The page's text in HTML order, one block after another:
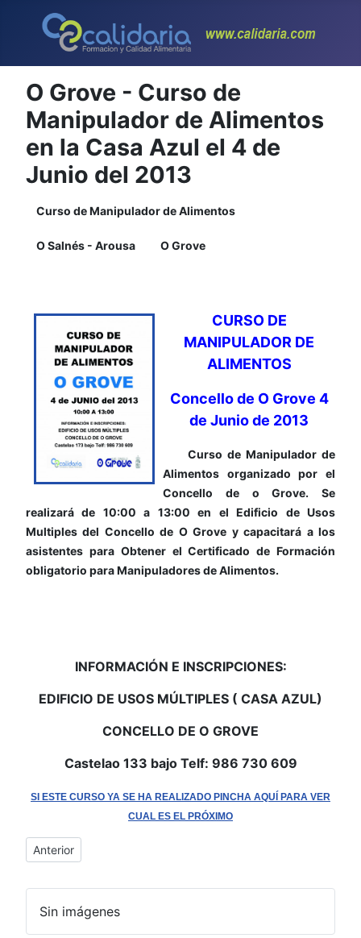
O Grove - Curso de
Manipulador de Alimentos
en la Casa Azul el 4 de
Junio del 2013
Curso de Manipulador de Alimentos
O Salnés - Arousa O Grove
CURSO DE
MANIPULADOR DE
ALIMENTOS
Concello de O Grove 4
de Junio de 2013
Curso de Manipulador de
Alimentos organizado por el
Concello de o Grove. Se
realizará de 10:00 a 13:00 en el Edificio de Usos
Multiples del Concello de O Grove y capacitará a los
asistentes para Obtener el Certificado de Formación
obligatorio para Manipuladores de Alimentos.
INFORMACIÓN E INSCRIPCIONES:
EDIFICIO DE USOS MÚLTIPLES ( CASA AZUL)
CONCELLO DE O GROVE
Castelao 133 bajo Telf: 986 730 609
SI ESTE CURSO YA SE HA REALIZADO PINCHA AQUÍ PARA VER
CUAL ES EL PRÓXIMO
Artículo anterior: Vilagarcía de Arousa - Curso de
Anterior
Sin imágenes